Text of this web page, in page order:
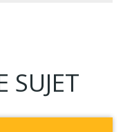
SUJET